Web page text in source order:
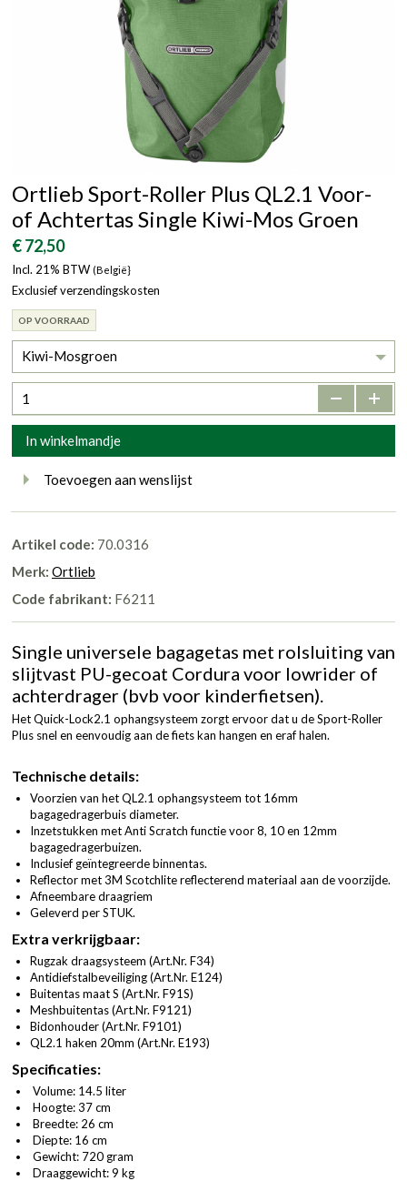
Ortlieb Sport-Roller Plus QL2.1 Voor-
of Achtertas Single Kiwi-Mos Groen
€ 72,50
Incl. 21% BTW (België}
Exclusief verzendingskosten
OP VOORRAAD
Kiwi-Mosgroen
- +
In winkelmandje
Toevoegen aan wenslijst
Artikel code: 70.0316
Merk: Ortlieb
Code fabrikant: F6211
Single universele bagagetas met rolsluiting van
slijtvast PU-gecoat Cordura voor lowrider of
achterdrager (bvb voor kinderfietsen).
Het Quick-Lock2.1 ophangsysteem zorgt ervoor dat u de Sport-Roller
Plus snel en eenvoudig aan de fiets kan hangen en eraf halen.
Technische details:
Voorzien van het QL2.1 ophangsysteem tot 16mm
bagagedragerbuis diameter.
Inzetstukken met Anti Scratch functie voor 8, 10 en 12mm
bagagedragerbuizen.
Inclusief geïntegreerde binnentas.
Reflector met 3M Scotchlite reflecterend materiaal aan de voorzijde.
Afneembare draagriem
Geleverd per STUK.
Extra verkrijgbaar:
Rugzak draagsysteem (Art.Nr. F34)
Antidiefstalbeveiliging (Art.Nr. E124)
Buitentas maat S (Art.Nr. F91S)
Meshbuitentas (Art.Nr. F9121)
Bidonhouder (Art.Nr. F9101)
QL2.1 haken 20mm (Art.Nr. E193)
Specificaties:
Volume: 14.5 liter
Hoogte: 37 cm
Breedte: 26 cm
Diepte: 16 cm
Gewicht: 720 gram
Draaggewicht: 9 kg